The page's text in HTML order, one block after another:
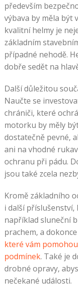
především
výbava by měla být
kvalitní helmy je
základním
případné nehodě.
dobře sedět na
Další důležitou
Naučte se
chrániči, které
motorku by měly
dostatečně pevné,
ani na vhodné
ochranu při pádu.
jsou také zcela
Kromě základního
i další
například sluneční
prachem, a
které vám
podmínek. Také je
drobné opravy,
nečekané události.